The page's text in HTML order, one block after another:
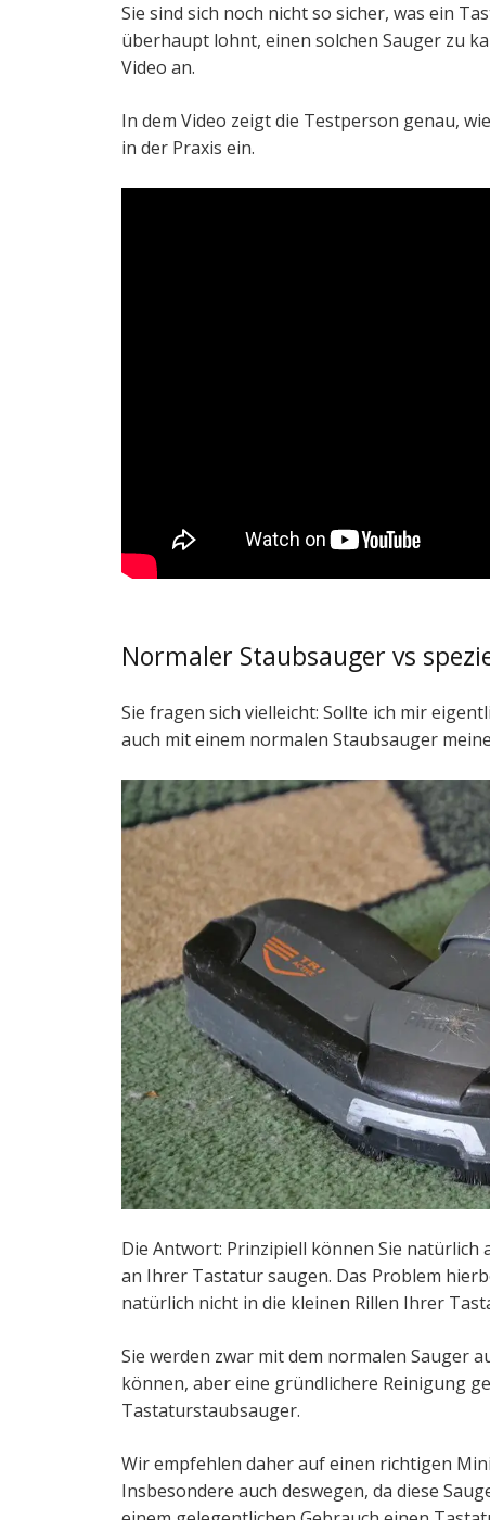
Sie sind sich noch nicht so sicher, was ein
überhaupt lohnt, einen solchen Sauger zu
Video an.
In dem Video zeigt die Testperson genau,
in der Praxis ein.
Normaler Staubsauger vs
Sie fragen sich vielleicht: Sollte ich mir
auch mit einem normalen Staubsauger meine
Die Antwort: Prinzipiell können Sie natürlich
an Ihrer Tastatur saugen. Das Problem
natürlich nicht in die kleinen Rillen Ihrer
Sie werden zwar mit dem normalen Sauger
können, aber eine gründlichere Reinigung
Tastaturstaubsauger.
Wir empfehlen daher auf einen richtigen
Insbesondere auch deswegen, da diese